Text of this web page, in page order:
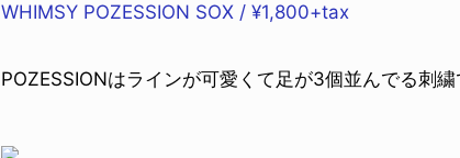
WHIMSY POZESSION SOX / ¥1,800+tax
POZESSIONはラインが可愛くて足が3個並んでる刺繍